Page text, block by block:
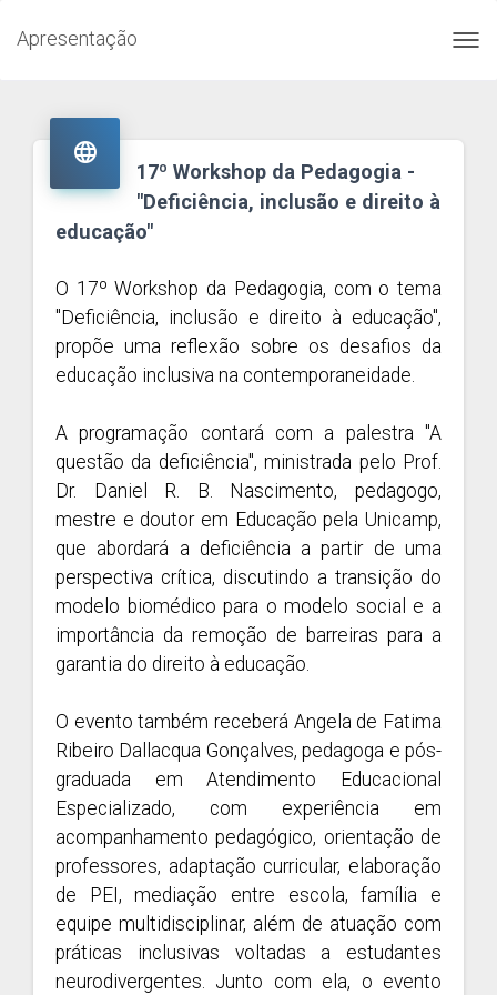
Apresentação

17º Workshop da Pedagogia -
"Deficiência, inclusão e direito à
educação"
O 17º Workshop da Pedagogia, com o tema
"Deficiência, inclusão e direito à educação",
propõe uma reflexão sobre os desafios da
educação inclusiva na contemporaneidade.
A programação contará com a palestra "A
questão da deficiência", ministrada pelo Prof.
Dr. Daniel R. B. Nascimento, pedagogo,
mestre e doutor em Educação pela Unicamp,
que abordará a deficiência a partir de uma
perspectiva crítica, discutindo a transição do
modelo biomédico para o modelo social e a
importância da remoção de barreiras para a
garantia do direito à educação.
O evento também receberá Angela de Fatima
Ribeiro Dallacqua Gonçalves, pedagoga e pós-
graduada em Atendimento Educacional
Especializado, com experiência em
acompanhamento pedagógico, orientação de
professores, adaptação curricular, elaboração
de PEI, mediação entre escola, família e
equipe multidisciplinar, além de atuação com
práticas inclusivas voltadas a estudantes
neurodivergentes. Junto com ela, o evento